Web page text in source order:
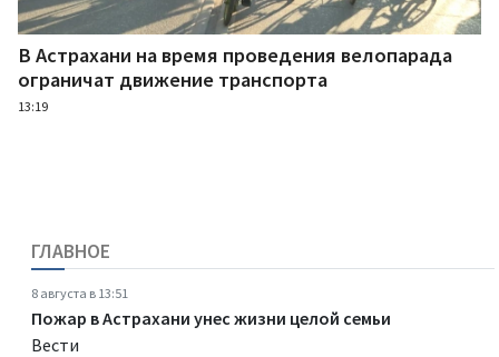
В Астрахани на время проведения велопарада
ограничат движение транспорта
13:19
ГЛАВНОЕ
8 августа в 13:51
Пожар в Астрахани унес жизни целой семьи
Вести